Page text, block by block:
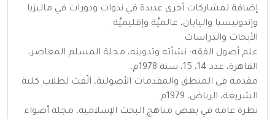
إضافة لمشاركات أخرى عديدة في ندوات ودورات في ماليزيا
وإندونيسيا واليابان، عالميَّة وإقليميَّة.
الأبحاث والدراسات
علم أصول الفقه: نشأته وتدوينه، مجلة المسلم المعاصر،
القاهرة، عدد 14، 15، سنة 1978م.
مقدمة في المنطق والمقدمات الأصولية، ألّفت لطلاب كلية
الشريعة، الرياض، 1979م.
نظرة عامة في بعض مناهج البحث الإسلامية، مجلة أضواء